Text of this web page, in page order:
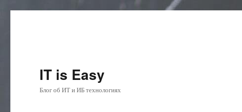
IT is Easy
Блог об ИТ и ИБ технологиях